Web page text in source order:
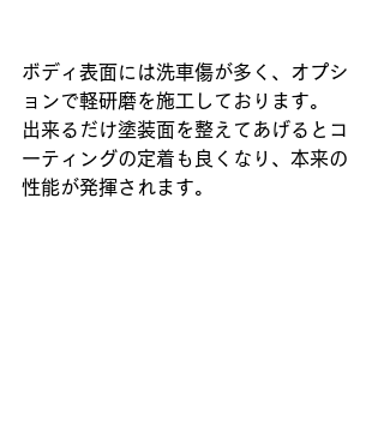
ボディ表面には洗車傷が多く、オプシ
ョンで軽研磨を施工しております。
出来るだけ塗装面を整えてあげるとコ
ーティングの定着も良くなり、本来の
性能が発揮されます。